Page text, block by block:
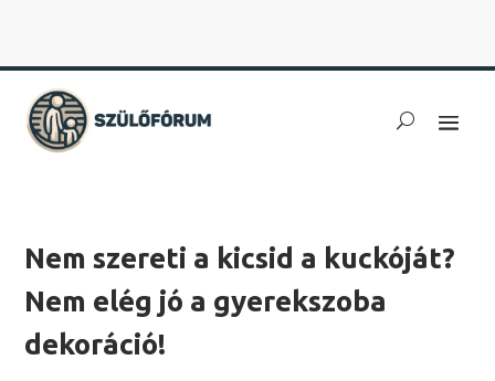
Nem szereti a kicsid a kuckóját?
Nem elég jó a gyerekszoba
dekoráció!